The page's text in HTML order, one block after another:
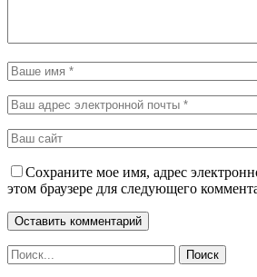
Сохраните мое имя, адрес
этом браузере для следующего